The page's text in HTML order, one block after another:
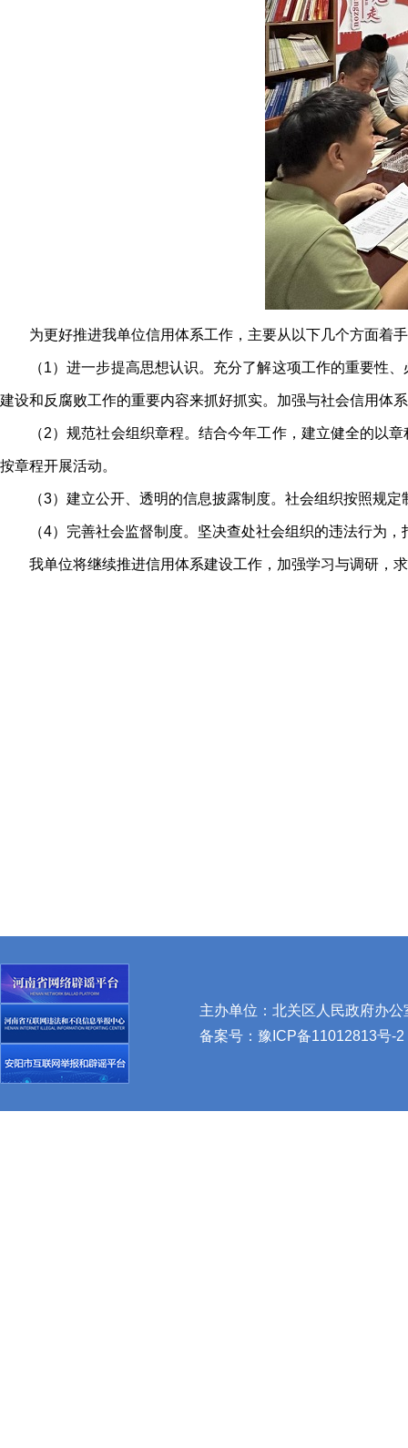
为更好推进我单位信用体系工作，主要从以下几个方面着
（1）进一步提高思想认识。充分了解这项工作的重要性
建设和反腐败工作的重要内容来抓好抓实。加强与社会信用体
（2）规范社会组织章程。结合今年工作，建立健全的以
按章程开展活动。
（3）建立公开、透明的信息披露制度。社会组织按照规
（4）完善社会监督制度。坚决查处社会组织的违法行为
我单位将继续推进信用体系建设工作，加强学习与调研，
主办单位：北关区人民政府办
备案号： 豫ICP备11012813号-2